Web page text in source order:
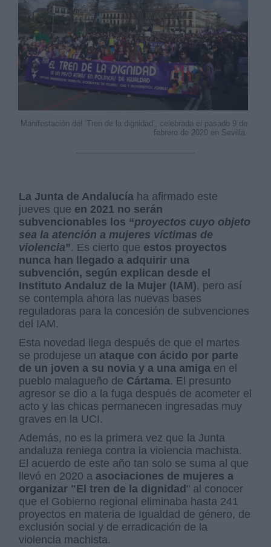
Manifestación del ‘Tren de la dignidad’, celebrada el pasado 9 de
febrero de 2020 en Sevilla.
La Junta de Andalucía ha afirmado este
jueves que en 2021 no serán
subvencionables los “proyectos cuyo objeto
sea la atención a mujeres víctimas de
violencia”. Es cierto que estos proyectos
nunca han llegado a adquirir una
subvención, según explican desde el
Instituto Andaluz de la Mujer (IAM), pero así
se contempla ahora las nuevas bases
reguladoras para la concesión de subvenciones
del IAM.
Esta novedad llega después de que el martes
se produjese un ataque con ácido por parte
de un joven a su novia y a una amiga en el
pueblo malagueño de Cártama. El presunto
agresor se dio a la fuga después de acometer el
acto y las chicas permanecen ingresadas muy
graves en la UCI.
Además, no es la primera vez que la Junta
andaluza reniega contra la violencia machista.
El acuerdo de este año tan solo se suma al que
llevó en 2020 a asociaciones de mujeres a
organizar "El tren de la dignidad " al conocer
que el Gobierno regional eliminaba hasta 241
proyectos en materia de Igualdad de género, de
exclusión social y de erradicación de la
violencia machista.